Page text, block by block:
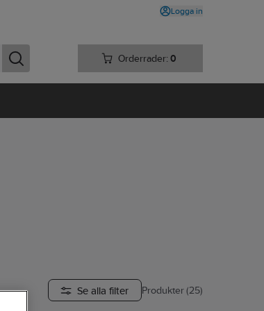
Logga in
Orderrader: 0
Se alla filter Produkter (25)